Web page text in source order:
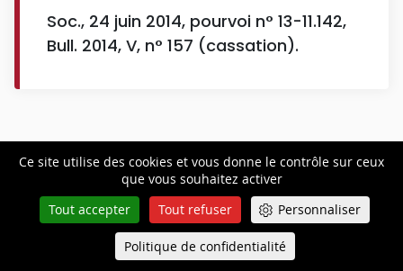
Ce site utilise des cookies et vous donne le contrôle sur ceux
que vous souhaitez activer
Tout accepter
Tout refuser Personnaliser
Politique de confidentialité
Soc., 24 juin 2014, pourvoi n° 13-11.142,
Bull. 2014, V, n° 157 (cassation).
Restezinformé
Queue-Fair